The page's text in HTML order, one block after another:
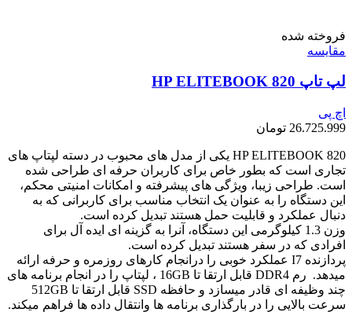
فروخته شده
مقايسه
لپ تاپ HP ELITEBOOK 820
اچ پی
26.725.999 تومان
HP ELITEBOOK 820 یکی از مدل های محبوب در دسته لپتاپ های
تجاری است که بطور خاص برای کاربران حرفه ای طراحی شده
است. طراحی زیبا، ویژگی های پیشرفته و امکانات امنیتی محکم،
این دستگاه را به عنوان یک انتخاب مناسب برای کاربرانی که به
دنبال عملکرد و قابلیت حمل هستند تبدیل کرده است.
وزن 1.3 کیلوگرمی این دستگاه، آنرا به گزینه ای ایده آل برای
افرادی که در سفر هستند تبدیل کرده است.
پردازنده I7 عملکرد خوبی را درانجام کارهای روزمره و حرفه ارائه
میدهد. رم DDR4 قابل ارتقا تا 16GB ، لپتاپ را در انجام برنامه های
چند وظیفه ای قادر میسازد و حافظه SSD قابل ارتقا تا 512GB
سرعت بالایی را در بارگذاری برنامه ها وانتقال داده ها فراهم میکند.